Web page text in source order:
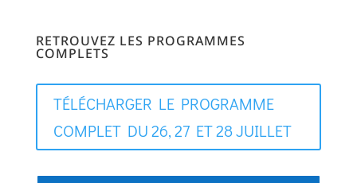
RETROUVEZ LES PROGRAMMES
COMPLETS
TÉLÉCHARGER LE PROGRAMME
COMPLET DU 26, 27 ET 28 JUILLET